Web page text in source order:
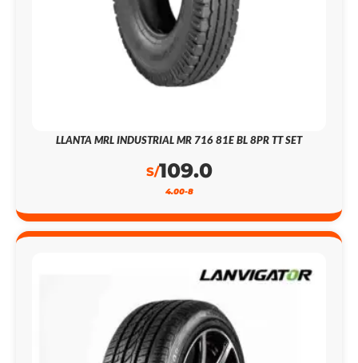
LLANTA MRL INDUSTRIAL MR 716 81E BL 8PR TT SET
S/109.0
4.00-8